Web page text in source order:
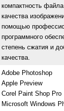
компактность
качества
помощью
программного
степень сжатия и
качества.
Adobe Photoshop
Apple Preview
Corel Paint Shop Pro
Microsoft Windows